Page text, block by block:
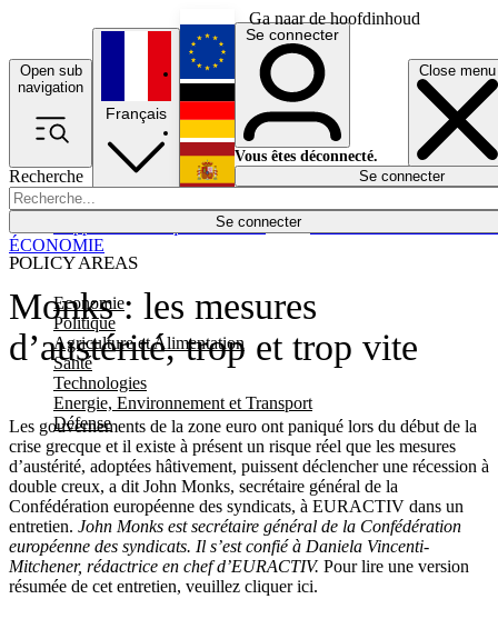
Ga naar de hoofdinhoud
Open sub
navigation
Close menu
Recherche
Se connecter
POLICY AREAS
Economie
Politique
Agriculture et Alimentation
Santé
Technologies
Energie, Environnement et Transport
Défense
Économie
Français
English
Deutsch
Español
Se connecter
Vous êtes déconnecté.
Se connecter
Monks : les mesures
d’austérité, trop et trop vite
Les gouvernements de la zone euro ont paniqué lors du début de la
crise grecque et il existe à présent un risque réel que les mesures
d’austérité, adoptées hâtivement, puissent déclencher une récession à
double creux, a dit John Monks, secrétaire général de la
Confédération européenne des syndicats, à EURACTIV dans un
entretien. John Monks estsecrétaire général de la Confédération
européenne des syndicats. Il s’est confié à Daniela Vincenti-
Mitchener, rédactrice en chef d’EURACTIV. Pour lire une version
résumée de cet entretien, veuillez cliquer ici.
ÉCONOMIE